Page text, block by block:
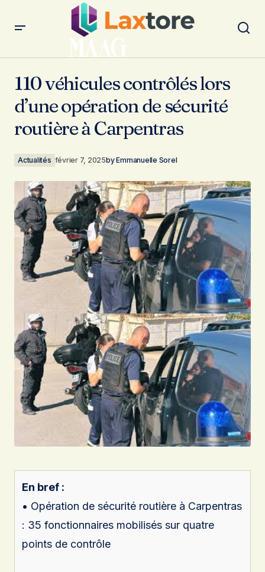
routière à Carpentras
110 véhicules contrôlés lors
d’une opération de sécurité
routière à Carpentras
Actualités février 7, 2025byEmmanuelle Sorel
En bref :
• Opération de sécurité routière à Carpentras
: 35 fonctionnaires mobilisés sur quatre
points de contrôle